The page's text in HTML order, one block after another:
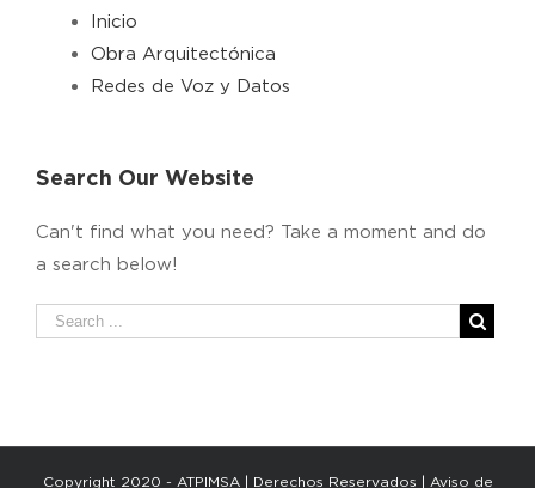
Inicio
Obra Arquitectónica
Redes de Voz y Datos
Search Our Website
Can't find what you need? Take a moment and do
a search below!
Copyright 2020 - ATPIMSA | Derechos Reservados | Aviso de